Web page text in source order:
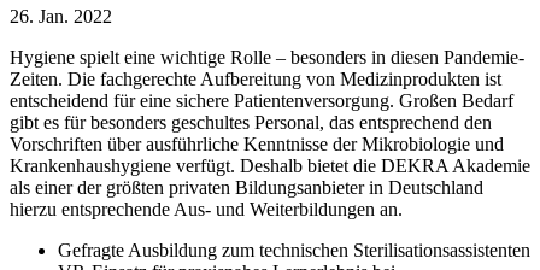
26. Jan. 2022
Hygiene spielt eine wichtige Rolle – besonders in diesen Pandemie-
Zeiten. Die fachgerechte Aufbereitung von Medizinprodukten ist
entscheidend für eine sichere Patientenversorgung. Großen Bedarf
gibt es für besonders geschultes Personal, das entsprechend den
Vorschriften über ausführliche Kenntnisse der Mikrobiologie und
Krankenhaushygiene verfügt. Deshalb bietet die DEKRA Akademie
als einer der größten privaten Bildungsanbieter in Deutschland
hierzu entsprechende Aus- und Weiterbildungen an.
Gefragte Ausbildung zum technischen Sterilisationsassistenten